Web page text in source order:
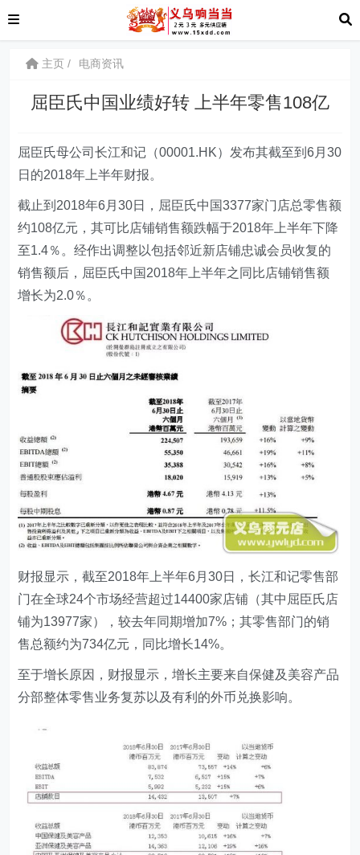
主页 电商资讯
屈臣氏中国业绩好转 上半年零售108亿
屈臣氏母公司长江和记（00001.HK）发布其截至到6月30
日的2018年上半年财报。
截止到2018年6月30日，屈臣氏中国3377家门店总零售额
约108亿元，其可比店铺销售额跌幅于2018年上半年下降
至1.4％。经作出调整以包括邻近新店铺忠诚会员收复的
销售额后，屈臣氏中国2018年上半年之同比店铺销售额
增长为2.0％。
财报显示，截至2018年上半年6月30日，长江和记零售部
门在全球24个市场经营超过14400家店铺（其中屈臣氏店
铺为13977家），较去年同期增加7%；其零售部门的销
售总额约为734亿元，同比增长14%。
至于增长原因，财报显示，增长主要来自保健及美容产品
分部整体零售业务复苏以及有利的外币兑换影响。